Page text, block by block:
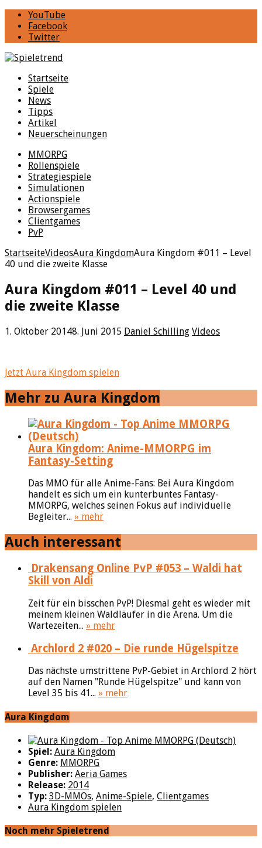
YouTube
Facebook
Twitter
Startseite
Spiele
News
Tipps
Artikel
Neuerscheinungen
MMORPG
Rollenspiele
Strategiespiele
Simulationen
Actionspiele
Browsergames
Clientgames
PvP
StartseiteVideosAura KingdomAura Kingdom #011 – Level
40 und die zweite Klasse
Aura Kingdom #011 – Level 40 und
die zweite Klasse
1. Oktober 20148. Juni 2015 Daniel Schilling Videos
Jetzt Aura Kingdom spielen
Mehr zu Aura Kingdom
Aura Kingdom: Anime-MMORPG im
Fantasy-Setting
Das MMO für alle Anime-Fans: Bei Aura Kingdom
handelt es sich um ein kunterbuntes Fantasy-
MMORPG, welches seinen Fokus auf individuelle
Begleiter... » mehr
Auch interessant
Drakensang Online PvP #053 – Waldi hat
Skill von Aldi
Zeit für ein bisschen PvP! Diesmal geht es wieder mit
meinem kleinen Waldläufer in die Arena. Um die
Wartezeiten... » mehr
Archlord 2 #020 – Die runde Hügelspitze
Das nächste umstrittene PvP-Gebiet in Archlord 2 hört
auf den Namen "Runde Hügelspitze" und kann von
Level 35 bis 41... » mehr
Aura Kingdom
Spiel: Aura Kingdom
Genre: MMORPG
Publisher: Aeria Games
Release: 2014
Typ: 3D-MMOs, Anime-Spiele, Clientgames
Aura Kingdom spielen
Noch mehr Spieletrend